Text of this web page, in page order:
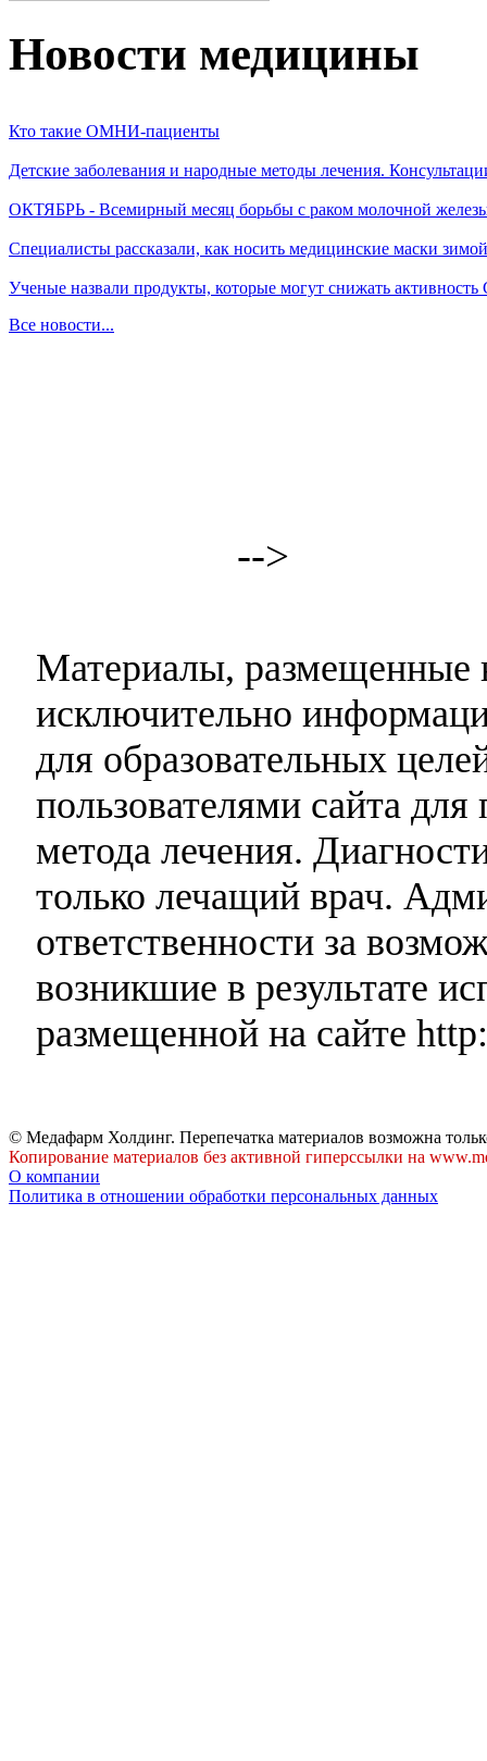
Новости медицины
Кто такие ОМНИ-пациенты
Детские заболевания и народные методы лечения.
ОКТЯБРЬ - Всемирный месяц борьбы с раком молочной
Специалисты рассказали, как носить медицинские маски зимой
Ученые назвали продукты, которые могут снижать
Все новости...
-->
Материалы, размещенные
исключительно
для образовательных
пользователями сайта
метода лечения.
только лечащий врач.
ответственности за
возникшие в результате
размещенной на сайте
© Медафарм Холдинг. Перепечатка материалов возможна
Копирование материалов без активной гиперссылки на
О компании
Политика в отношении обработки персональных данных